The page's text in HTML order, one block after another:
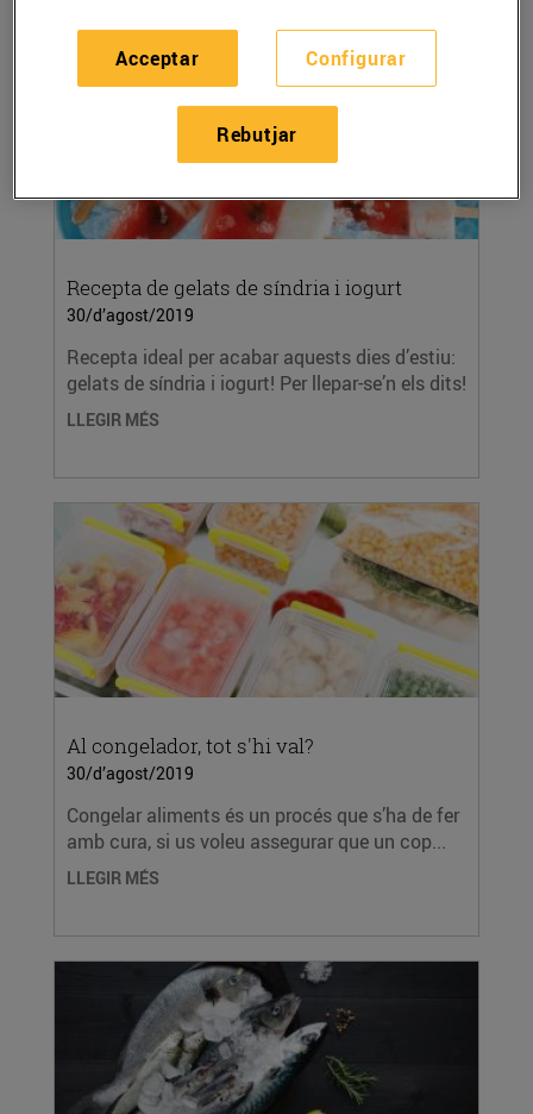
Recepta de gelats de síndria i iogurt
30/d’agost/2019
Recepta ideal per acabar aquests dies d’estiu:
gelats de síndria i iogurt! Per llepar-se’n els dits!
LLEGIR MÉS
Al congelador, tot s'hi val?
30/d’agost/2019
Congelar aliments és un procés que s’ha de fer
amb cura, si us voleu assegurar que un cop...
LLEGIR MÉS
Configurar
Rebutjar
Acceptar